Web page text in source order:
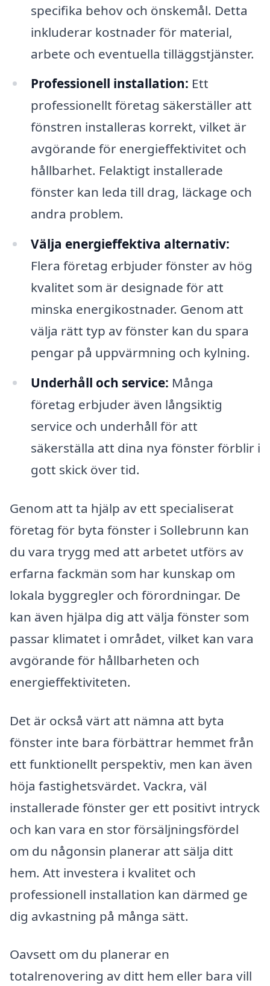
specifika behov och önskemål. Detta
inkluderar kostnader för material,
arbete och eventuella tilläggstjänster.
Professionell installation: Ett
professionellt företag säkerställer att
fönstren installeras korrekt, vilket är
avgörande för energieffektivitet och
hållbarhet. Felaktigt installerade
fönster kan leda till drag, läckage och
andra problem.
Välja energieffektiva alternativ:
Flera företag erbjuder fönster av hög
kvalitet som är designade för att
minska energikostnader. Genom att
välja rätt typ av fönster kan du spara
pengar på uppvärmning och kylning.
Underhåll och service: Många
företag erbjuder även långsiktig
service och underhåll för att
säkerställa att dina nya fönster förblir i
gott skick över tid.
Genom att ta hjälp av ett specialiserat
företag för byta fönster i Sollebrunn kan
du vara trygg med att arbetet utförs av
erfarna fackmän som har kunskap om
lokala byggregler och förordningar. De
kan även hjälpa dig att välja fönster som
passar klimatet i området, vilket kan vara
avgörande för hållbarheten och
energieffektiviteten.
Det är också värt att nämna att byta
fönster inte bara förbättrar hemmet från
ett funktionellt perspektiv, men kan även
höja fastighetsvärdet. Vackra, väl
installerade fönster ger ett positivt intryck
och kan vara en stor försäljningsfördel
om du någonsin planerar att sälja ditt
hem. Att investera i kvalitet och
professionell installation kan därmed ge
dig avkastning på många sätt.
Oavsett om du planerar en
totalrenovering av ditt hem eller bara vill